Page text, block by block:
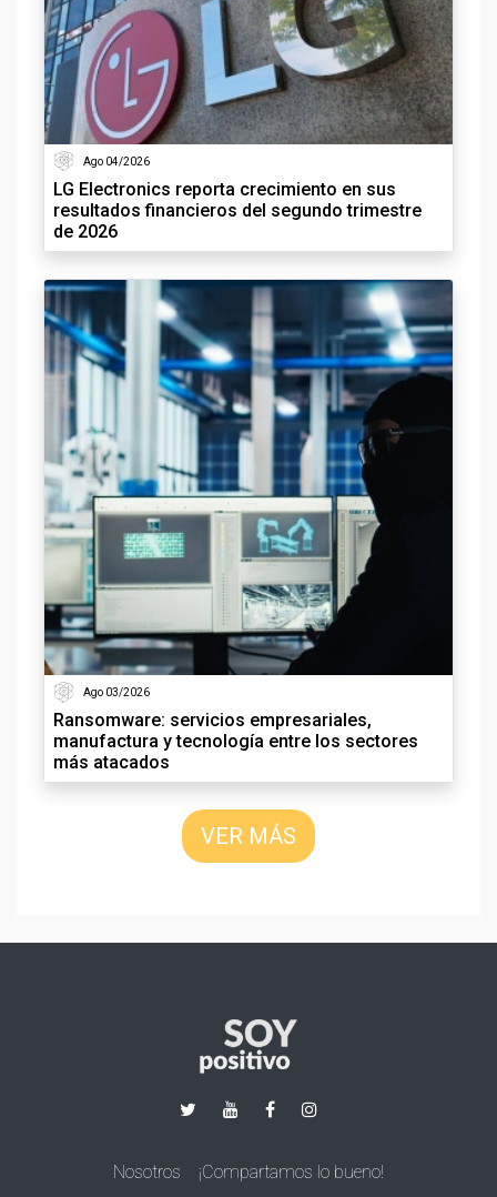
Ago 04/2026
LG Electronics reporta crecimiento en sus
resultados financieros del segundo trimestre
de 2026
Ago 03/2026
Ransomware: servicios empresariales,
manufactura y tecnología entre los sectores
más atacados
VER MÁS
Nosotros ¡Compartamos lo bueno!